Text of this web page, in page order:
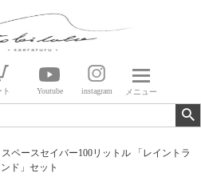
ト Youtube instagram メニュー
ペースセイバー100リットル 「レイントラ
ド」セット